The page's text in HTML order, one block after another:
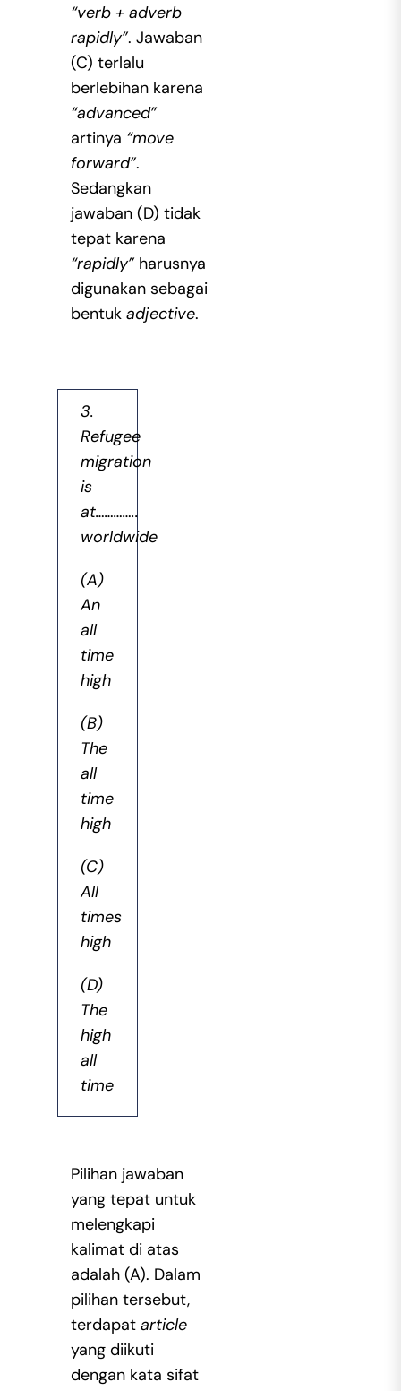
“verb + adverb
rapidly”. Jawaban
(C) terlalu
berlebihan karena
“advanced”
artinya “move
forward”.
Sedangkan
jawaban (D) tidak
tepat karena
“rapidly”harusnya
digunakan sebagai
bentuk adjective.
3.
Refugee
migration
is
at…………..
worldwide
(A)
An
all
time
high
(B)
The
all
time
high
(C)
All
times
high
(D)
The
high
all
time
Pilihan jawaban
yang tepat untuk
melengkapi
kalimat di atas
adalah (A). Dalam
pilihan tersebut,
terdapat article
yang diikuti
dengan kata sifat